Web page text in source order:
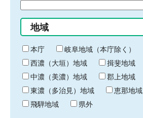
始
り
間
終
わ
り
地域
本庁
岐阜地域（本庁除く）
西濃（大垣）地域
揖斐地域
中濃（美濃）地域
郡上地域
東濃（多治見）地域
恵那地域
飛騨地域
県外